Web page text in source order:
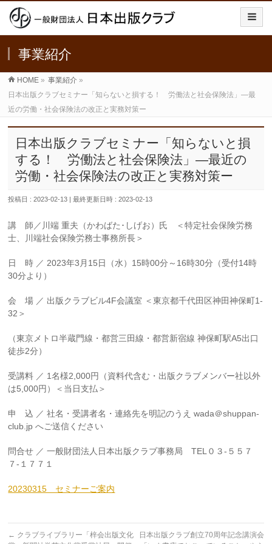
事業紹介
HOME » 事業紹介 »
日本出版クラブセミナー「知らないと損する！ 労働法と社会保険法」―最
近の労働・社会保険法の改正と実務対策ー
日本出版クラブセミナー「知らないと損
する！ 労働法と社会保険法」―最近の
労働・社会保険法の改正と実務対策ー
投稿日 : 2023-02-13 最終更新日時 : 2023-02-13
講 師／川端 重夫（かわばた･しげお）氏 ＜特定社会保険労務
士、川端社会保険労務士事務所長＞
日 時 ／ 2023年3月15日（水）15時00分～16時30分（受付14時
30分より）
会 場 ／ 出版クラブビル4F会議室 ＜東京都千代田区神田神保町1-
32＞
（東京メトロ半蔵門線・都営三田線・都営新宿線 神保町駅A5出口
徒歩2分）
受講料 ／ 1名様2,000円（資料代含む・出版クラブメンバー社以外
は5,000円）＜当日支払＞
申 込 ／ 社名・受講者名・連絡先を明記のうえ wada＠shuppan-
club.jp へご送信ください
問合せ ／ 一般財団法人日本出版クラブ事務局 TEL０３-５５７
７-１７７１
20230315 セミナーご案内
← クラブライブラリー「梓会出版文化
日本出版クラブ創立70周年記念講演会